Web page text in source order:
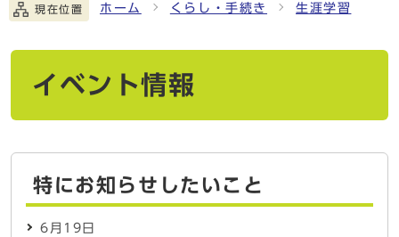
現在位置 ホーム くらし・手続き 生涯学習
イベント情報
特にお知らせしたいこと
6月19日